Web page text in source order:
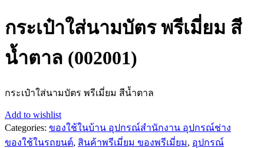
กระเป๋าใส่นามบัตร พรีเมี่ยม สี
น้ำตาล (002001)
กระเป๋าใส่นามบัตร พรีเมี่ยม สีน้ำตาล
Add to wishlist
Categories: ของใช้ในบ้าน อุปกรณ์สำนักงาน อุปกรณ์ช่าง
ของใช้ในรถยนต์, สินค้าพรีเมี่ยม ของพรีเมี่ยม, อุปกรณ์